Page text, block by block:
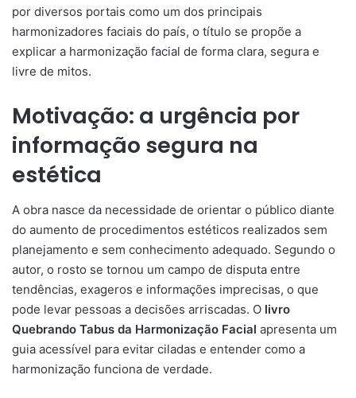
por diversos portais como um dos principais
harmonizadores faciais do país, o título se propõe a
explicar a harmonização facial de forma clara, segura e
livre de mitos.
Motivação: a urgência por
informação segura na
estética
A obra nasce da necessidade de orientar o público diante
do aumento de procedimentos estéticos realizados sem
planejamento e sem conhecimento adequado. Segundo o
autor, o rosto se tornou um campo de disputa entre
tendências, exageros e informações imprecisas, o que
pode levar pessoas a decisões arriscadas. O livro
Quebrando Tabus da Harmonização Facial apresenta um
guia acessível para evitar ciladas e entender como a
harmonização funciona de verdade.